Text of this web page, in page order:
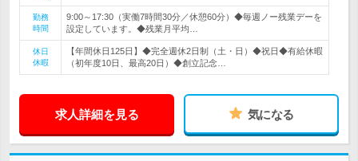
勤務
時間
9:00～17:30（実働7時間30分／休憩60分）◆毎週ノー残業デーを
設定しています。◆残業月平均…
休日
休暇
【年間休日125日】◆完全週休2日制（土・日）◆祝日◆有給休暇
（初年度10日、最高20日）◆創立記念…
求人詳細を見る 気になる